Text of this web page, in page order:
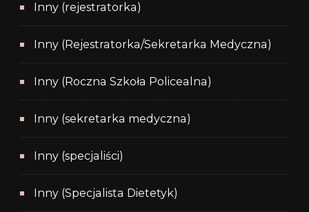
Inny (rejestratorka)
Inny (Rejestratorka/Sekretarka Medyczna)
Inny (Roczna Szkoła Policealna)
Inny (sekretarka medyczna)
Inny (specjaliści)
Inny (Specjalista Dietetyk)